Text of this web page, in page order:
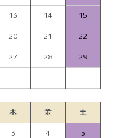
13 14
15
20 21
22
27 28
29
木 金
土
3 4
5